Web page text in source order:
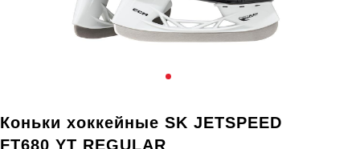
Коньки хоккейные SK JETSPEED
FT680 YT REGULAR